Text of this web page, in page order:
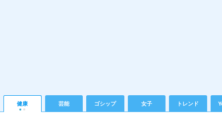
健康 芸能 ゴシップ 女子 トレンド